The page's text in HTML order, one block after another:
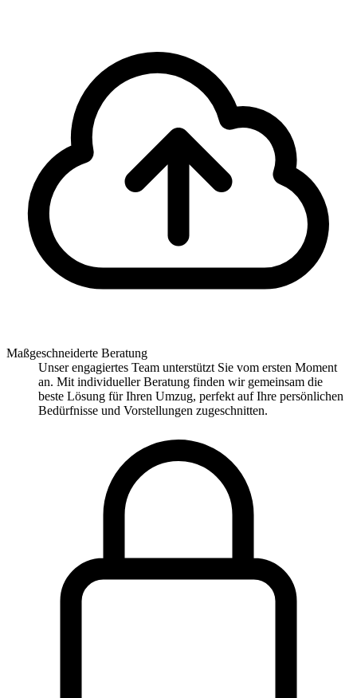
Maßgeschneiderte Beratung
Unser engagiertes Team unterstützt Sie vom ersten Moment
an. Mit individueller Beratung finden wir gemeinsam die
beste Lösung für Ihren Umzug, perfekt auf Ihre persönlichen
Bedürfnisse und Vorstellungen zugeschnitten.